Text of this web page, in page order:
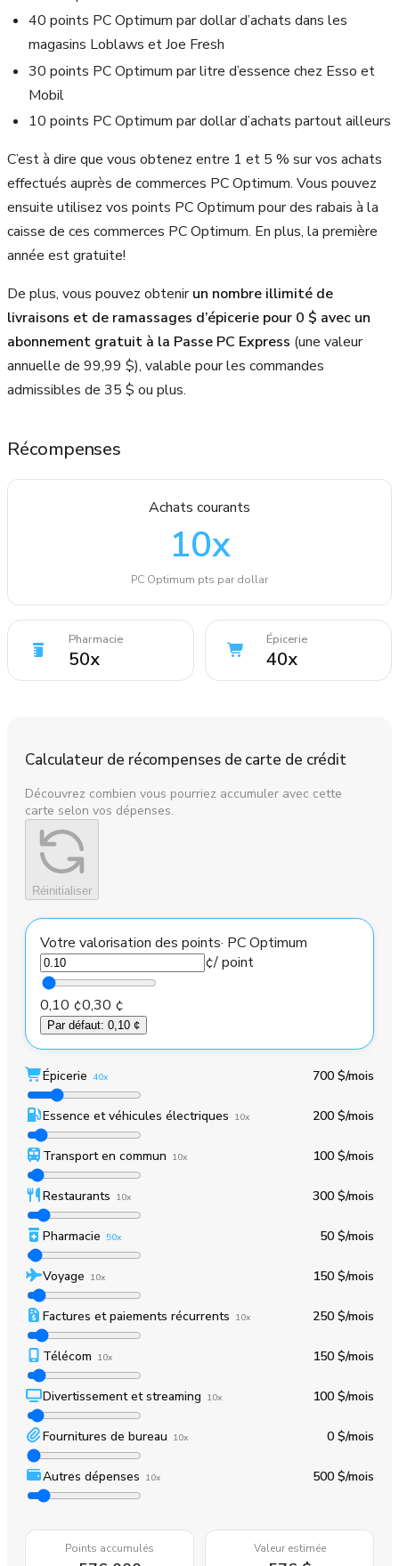
40 points PC Optimum par dollar d’achats dans les
magasins Loblaws et Joe Fresh
30 points PC Optimum par litre d’essence chez Esso et
Mobil
10 points PC Optimum par dollar d’achats partout ailleurs
C’est à dire que vous obtenez entre 1 et 5 % sur vos achats
effectués auprès de commerces PC Optimum. Vous pouvez
ensuite utilisez vos points PC Optimum pour des rabais à la
caisse de ces commerces PC Optimum. En plus, la première
année est gratuite!
De plus, vous pouvez obtenirun nombre illimité de
livraisons et de ramassages d’épicerie pour 0 $ avec un
abonnement gratuit à la Passe PC Express (une valeur
annuelle de 99,99 $), valable pour les commandes
admissibles de 35 $ ou plus.
Récompenses
Achats courants
10x
PC Optimum pts par dollar
Pharmacie
50x
Épicerie
40x
Calculateur de récompenses de carte de crédit
Découvrez combien vous pourriez accumuler avec cette
carte selon vos dépenses.
Réinitialiser
Votre valorisation des points· PC Optimum
¢/ point
0,10 ¢0,30 ¢
Par défaut: 0,10 ¢
Épicerie 40x 700 $/mois
Essence et véhicules électriques 10x 200 $/mois
Transport en commun 10x 100 $/mois
Restaurants 10x 300 $/mois
Pharmacie 50x 50 $/mois
Voyage 10x 150 $/mois
Factures et paiements récurrents 10x 250 $/mois
Télécom 10x 150 $/mois
Divertissement et streaming 10x 100 $/mois
Fournitures de bureau 10x 0 $/mois
Autres dépenses 10x 500 $/mois
Points accumulés Valeur estimée